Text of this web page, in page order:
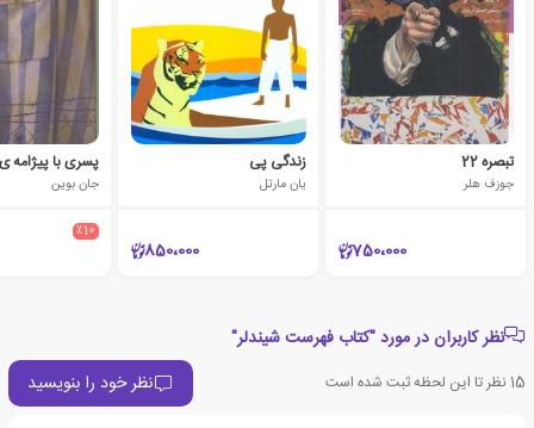
تبصره 22
جوزف هلر
750،000
زندگی پی
یان مارتل
850،000
پسری با پیژامه ی
جان بوین
٪10
نظر کاربران در مورد "کتاب فهرست شیندلر"
15نظر تا این لحظه ثبت شده است نظر خود را بنویسید